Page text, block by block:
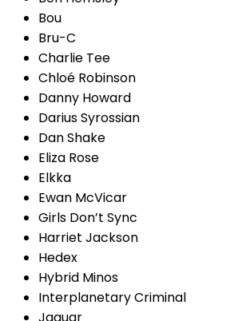
Bou
Bru-C
Charlie Tee
Chloé Robinson
Danny Howard
Darius Syrossian
Dan Shake
Eliza Rose
Elkka
Ewan McVicar
Girls Don’t Sync
Harriet Jackson
Hedex
Hybrid Minos
Interplanetary Criminal